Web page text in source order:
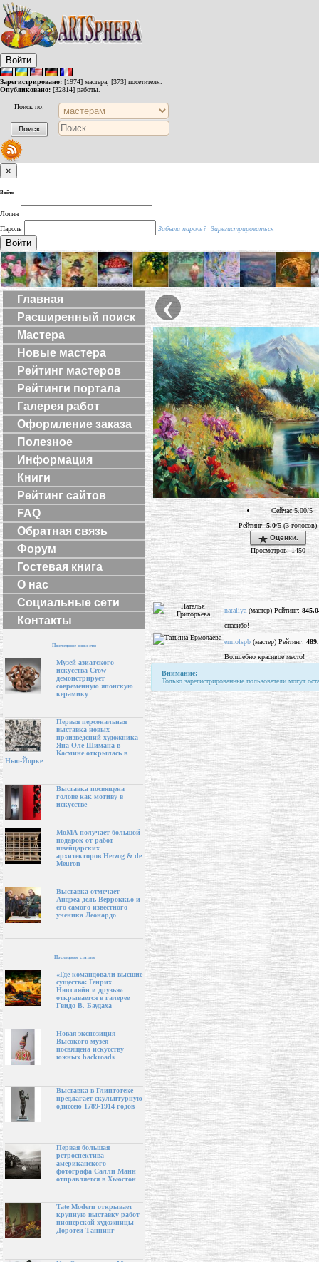
Войти
Зарегистрировано: [1974] мастера, [373] посетителя.
Опубликовано: [32814] работы.
Поиск по:
×
Войти
Логин
Пароль
Забыли пароль? Зарегистрироваться
Войти
Главная
Расширенный поиск
Мастера
Новые мастера
Рейтинг мастеров
Рейтинги портала
Галерея работ
Оформление заказа
Полезное
Информация
Книги
Рейтинг сайтов
FAQ
Обратная связь
Форум
Гостевая книга
О нас
Социальные сети
Контакты
Последние новости
Музей азиатского
искусства Crow
демонстрирует
современную японскую
керамику
Первая персональная
выставка новых
произведений художника
Яна-Оле Шимана в
Касмине открылась в
Нью-Йорке
Выставка посвящена
голове как мотиву в
искусстве
МоМА получает большой
подарок от работ
швейцарских
архитекторов Herzog & de
Meuron
Выставка отмечает
Андреа дель Верроккьо и
его самого известного
ученика Леонардо
Последние статьи
«Где командовали высшие
существа: Генрих
Нюссляйн и друзья»
открывается в галерее
Гвидо В. Баудаха
Новая экспозиция
Высокого музея
посвящена искусству
южных backroads
Выставка в Глиптотеке
предлагает скульптурную
одиссею 1789-1914 годов
Первая большая
ретроспектива
американского
фотографа Салли Манн
отправляется в Хьюстон
Tate Modern открывает
крупную выставку работ
пионерской художницы
Доротеи Таннинг
‹
Сейчас 5.00/5
Рейтинг:5.0/5 (3 голосов)
Оценки.
Просмотров: 1450
nataliya (мастер) Рейтинг:
спасибо!
ermolspb (мастер) Рейтинг:
Волшебно красивое место!
Внимание:
Только зарегистрированные пользователи могут